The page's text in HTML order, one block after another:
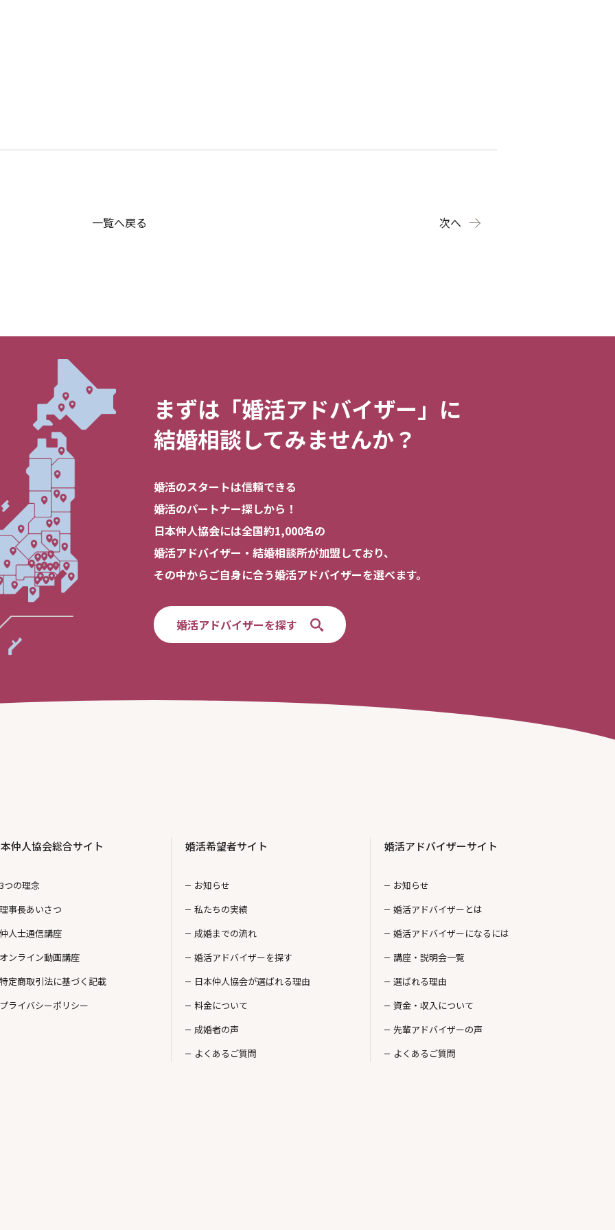
一覧へ戻る 次へ
まずは「婚活アドバイザー」に
結婚相談してみませんか？
婚活のスタートは信頼できる
婚活のパートナー探しから！
日本仲人協会には全国約1,000名の
婚活アドバイザー・結婚相談所が加盟しており、
その中からご自身に合う婚活アドバイザーを選べます。
婚活アドバイザーを探す
仲人協会総合サイト
3つの理念
理事長あいさつ
仲人士通信講座
オンライン動画講座
特定商取引法に基づく記載
プライバシーポリシー
婚活希望者サイト
お知らせ
私たちの実績
成婚までの流れ
婚活アドバイザーを探す
日本仲人協会が選ばれる理由
料金について
成婚者の声
よくあるご質問
婚活アドバイザーサイト
お知らせ
婚活アドバイザーとは
婚活アドバイザーになるには
講座・説明会一覧
選ばれる理由
資金・収入について
先輩アドバイザーの声
よくあるご質問